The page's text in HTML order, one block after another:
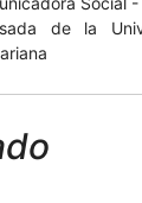
de la